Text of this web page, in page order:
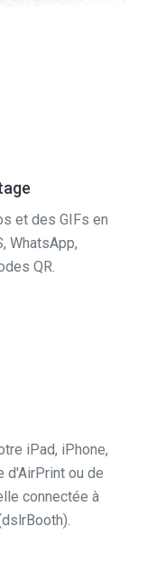
et des GIFs en
WhatsApp,
QR.
iPad, iPhone,
d'AirPrint ou de
connectée à